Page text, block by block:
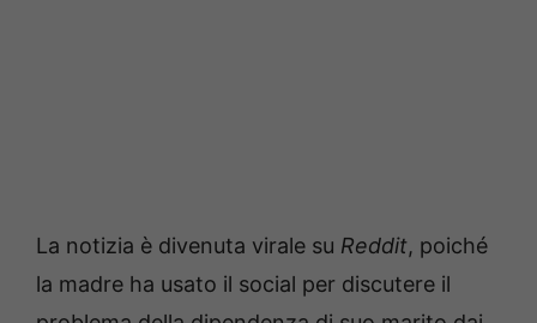
La notizia è divenuta virale su Reddit, poiché
la madre ha usato il social per discutere il